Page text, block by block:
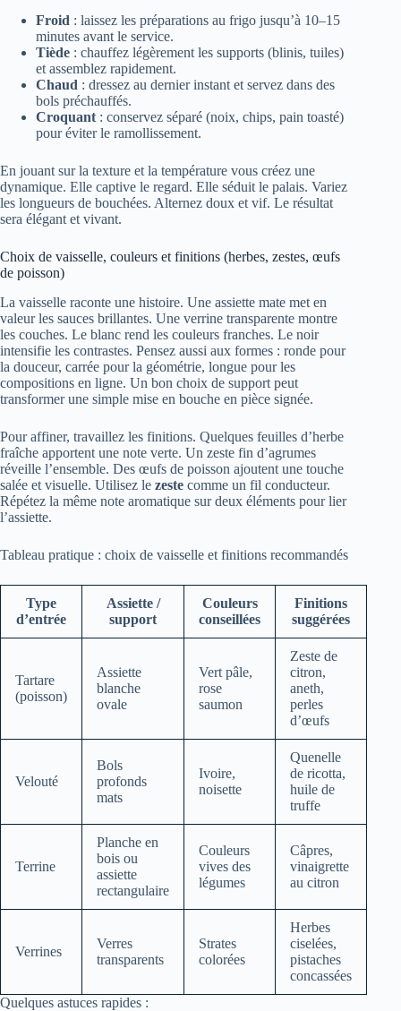
Froid : laissez les préparations au frigo jusqu’à 10–15
minutes avant le service.
Tiède : chauffez légèrement les supports (blinis, tuiles)
et assemblez rapidement.
Chaud : dressez au dernier instant et servez dans des
bols préchauffés.
Croquant : conservez séparé (noix, chips, pain toasté)
pour éviter le ramollissement.
En jouant sur la texture et la température vous créez une
dynamique. Elle captive le regard. Elle séduit le palais. Variez
les longueurs de bouchées. Alternez doux et vif. Le résultat
sera élégant et vivant.
Choix de vaisselle, couleurs et finitions (herbes, zestes, œufs
de poisson)
La vaisselle raconte une histoire. Une assiette mate met en
valeur les sauces brillantes. Une verrine transparente montre
les couches. Le blanc rend les couleurs franches. Le noir
intensifie les contrastes. Pensez aussi aux formes : ronde pour
la douceur, carrée pour la géométrie, longue pour les
compositions en ligne. Un bon choix de support peut
transformer une simple mise en bouche en pièce signée.
Pour affiner, travaillez les finitions. Quelques feuilles d’herbe
fraîche apportent une note verte. Un zeste fin d’agrumes
réveille l’ensemble. Des œufs de poisson ajoutent une touche
salée et visuelle. Utilisez le zeste comme un fil conducteur.
Répétez la même note aromatique sur deux éléments pour lier
l’assiette.
Tableau pratique : choix de vaisselle et finitions recommandés
Type
d’entrée
Assiette /
support
Couleurs
conseillées
Finitions
suggérées
Tartare
(poisson)
Assiette
blanche
ovale
Vert pâle,
rose
saumon
Zeste de
citron,
aneth,
perles
d’œufs
Velouté
Bols
profonds
mats
Ivoire,
noisette
Quenelle
de ricotta,
huile de
truffe
Terrine
Planche en
bois ou
assiette
rectangulaire
Couleurs
vives des
légumes
Câpres,
vinaigrette
au citron
Verrines
Verres
transparents
Strates
colorées
Herbes
ciselées,
pistaches
concassées
Quelques astuces rapides :